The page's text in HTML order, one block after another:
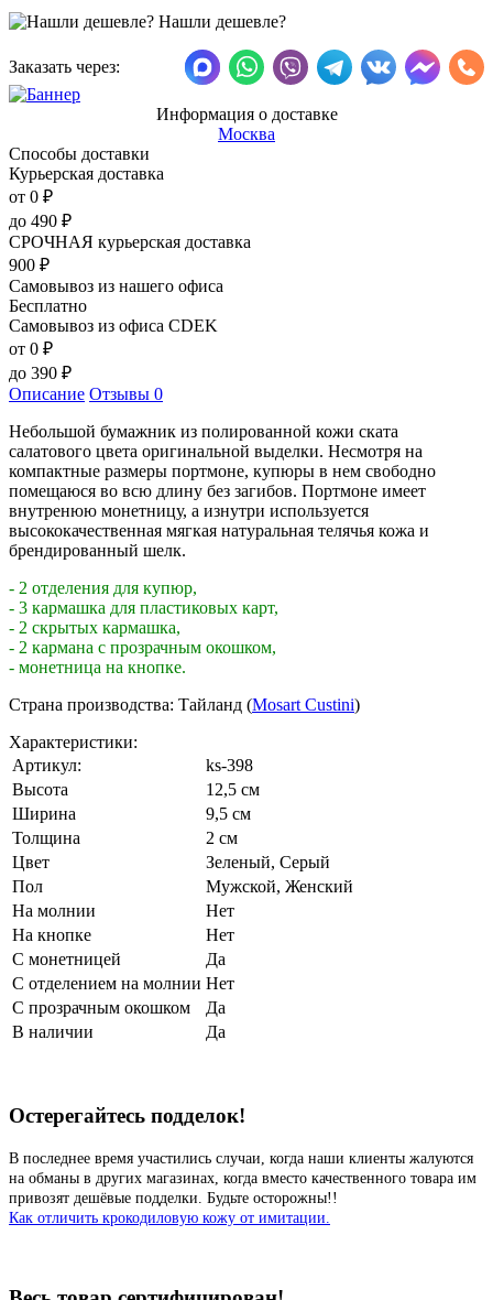
Нашли дешевле?
Заказать через:
Информация о доставке
Москва
Способы доставки
Курьерская доставка
от 0 ₽
до 490 ₽
СРОЧНАЯ курьерская доставка
900 ₽
Самовывоз из нашего офиса
Бесплатно
Самовывоз из офиса CDEK
от 0 ₽
до 390 ₽
Описание Отзывы 0
Небольшой бумажник из полированной кожи ската
салатового цвета оригинальной выделки. Несмотря на
компактные размеры портмоне, купюры в нем свободно
помещаюся во всю длину без загибов. Портмоне имеет
внутренюю монетницу, а изнутри используется
высококачественная мягкая натуральная телячья кожа и
брендированный шелк.
- 2 отделения для купюр,
- 3 кармашка для пластиковых карт,
- 2 скрытых кармашка,
- 2 кармана с прозрачным окошком,
- монетница на кнопке.
Страна производства: Тайланд (Mosart Custini)
Характеристики:
Артикул:
ks-398
Высота
12,5 см
Ширина
9,5 см
Толщина
2 см
Цвет
Зеленый, Серый
Пол
Мужской, Женский
На молнии
Нет
На кнопке
Нет
С монетницей
Да
С отделением на молнии Нет
С прозрачным окошком
Да
В наличии
Да
Остерегайтесь подделок!
В последнее время участились случаи, когда наши клиенты жалуются
на обманы в других магазинах, когда вместо качественного товара им
привозят дешёвые подделки. Будьте осторожны!!
Как отличить крокодиловую кожу от имитации.